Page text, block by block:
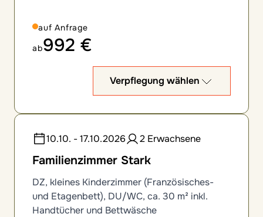
auf Anfrage
ab992 €
Verpflegung wählen
10.10. - 17.10.2026 2 Erwachsene
Familienzimmer Stark
DZ, kleines Kinderzimmer (Französisches-
und Etagenbett), DU/WC, ca. 30 m² inkl.
Handtücher und Bettwäsche